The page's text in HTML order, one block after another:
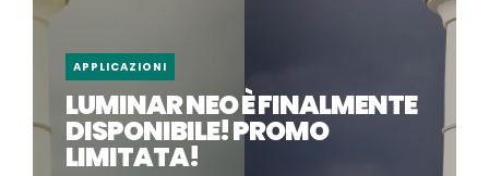
APPLICAZIONI
LUMINAR NEO È FINALMENTE
DISPONIBILE! PROMO
LIMITATA!